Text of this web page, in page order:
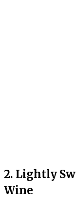
2. Lightly
Wine